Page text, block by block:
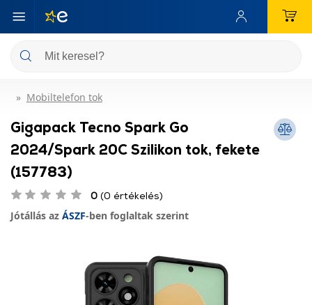
Mobiltelefon tok
Gigapack Tecno Spark Go
2024/Spark 20C Szilikon tok, fekete
(157783)
0 (0 értékelés)
Jótállás az ÁSZF-ben foglaltak szerint